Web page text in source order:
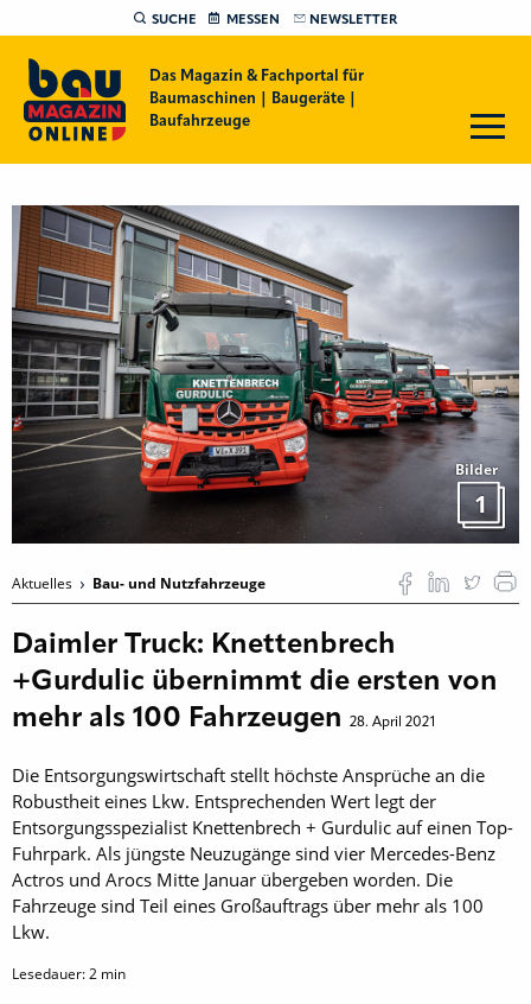
SUCHE MESSEN NEWSLETTER
Das Magazin & Fachportal für
Baumaschinen | Baugeräte |
Baufahrzeuge
Bilder
1
Aktuelles Bau- und Nutzfahrzeuge
Daimler Truck: Knettenbrech
+Gurdulic übernimmt die ersten von
mehr als 100 Fahrzeugen
28. April 2021
Die Entsorgungswirtschaft stellt höchste Ansprüche an die
Robustheit eines Lkw. Entsprechenden Wert legt der
Entsorgungsspezialist Knettenbrech + Gurdulic auf einen Top-
Fuhrpark. Als jüngste Neuzugänge sind vier Mercedes-Benz
Actros und Arocs Mitte Januar übergeben worden. Die
Fahrzeuge sind Teil eines Großauftrags über mehr als 100
Lkw.
Lesedauer:2 min